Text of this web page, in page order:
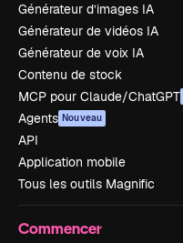
Générateur d’images IA
Générateur de vidéos IA
Générateur de voix IA
Contenu de stock
MCP pour Claude/ChatGPT
Agents Nouveau
API
Application mobile
Tous les outils Magnific
Commencer